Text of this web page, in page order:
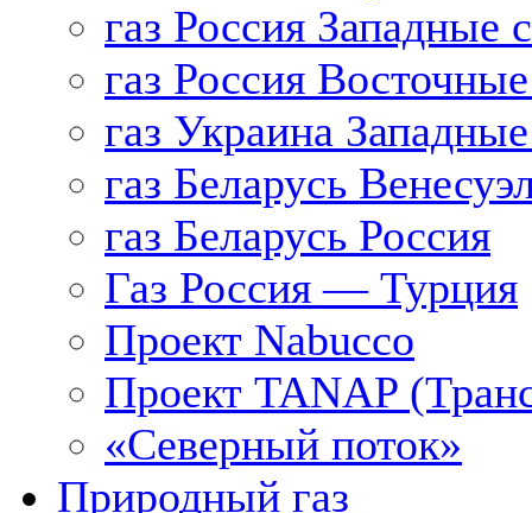
газ Россия Западные
газ Россия
газ Украина
газ Беларусь
газ Беларусь Россия
Газ Россия — Турция
Проект Nabucco
Проект TANAP
«Северный поток»
Природный газ